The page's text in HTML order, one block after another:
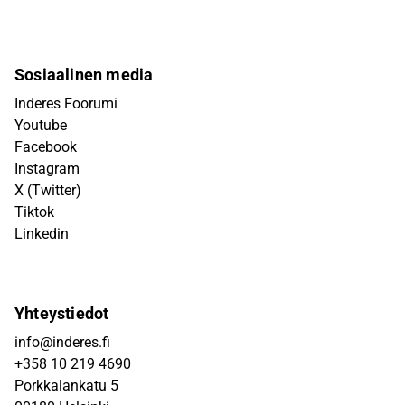
Sosiaalinen media
Inderes Foorumi
Youtube
Facebook
Instagram
X (Twitter)
Tiktok
Linkedin
Yhteystiedot
info@inderes.fi
+358 10 219 4690
Porkkalankatu 5